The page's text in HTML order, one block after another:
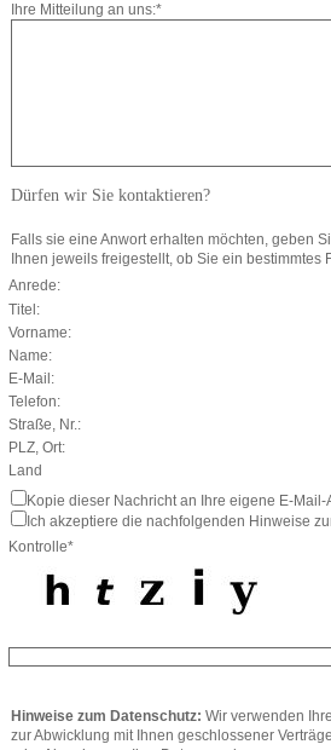
Ihre Mitteilung an uns:*
Dürfen wir Sie kontaktieren?
Falls sie eine Anwort erhalten möchten, geben
Ihnen jeweils freigestellt, ob Sie ein bestimmtes
Anrede:
Titel:
Vorname:
Name:
E-Mail:
Telefon:
Straße, Nr.:
PLZ, Ort:
Land
Kopie dieser Nachricht an Ihre eigene E-Mail-
Ich akzeptiere die nachfolgenden Hinweise
Kontrolle*
Hinweise zum Datenschutz: Wir verwenden
zur Abwicklung mit Ihnen geschlossener